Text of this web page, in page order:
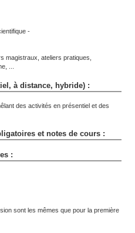
-
magistraux, ateliers pratiques,
...
à distance, hybride) :
des activités en présentiel et des
et notes de cours :
:
sont les mêmes que pour la première